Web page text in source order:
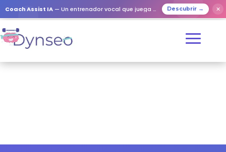
Coach Assist IA — Un entrenador vocal que juega con tus seres queridos Descubrir → ✕